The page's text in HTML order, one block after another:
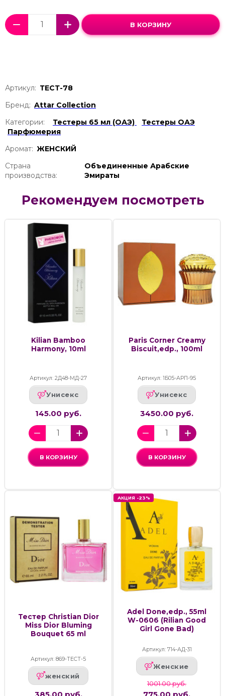
В КОРЗИНУ
Артикул: ТЕСТ-78
Бренд: Attar Collection
Категории:
Тестеры 65 мл (ОАЭ)
Тестеры ОАЭ
Парфюмерия
Аромат: ЖЕНСКИЙ
Страна
производства:
Объединенные Арабские
Эмираты
Рекомендуем посмотреть
Kilian Bamboo
Harmony, 10ml
Артикул: 2Д48-МД-27
Унисекс
145.00 руб.
В КОРЗИНУ
Paris Corner Creamy
Biscuit,edp., 100ml
Артикул: 1Б05-АРП-95
Унисекс
3450.00 руб.
В КОРЗИНУ
Тестер Christian Dior
Miss Dior Bluming
Bouquet 65 ml
Артикул: 869-ТЕСТ-5
женский
АКЦИЯ -23%
Adel Done,edp., 55ml
W-0606 (Rilian Good
Girl Gone Bad)
Артикул: 714-АД-31
Женские
1001.00 руб.